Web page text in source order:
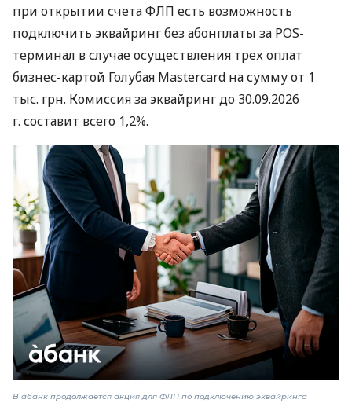
при открытии счета ФЛП есть возможность
подключить эквайринг без абонплаты за POS-
терминал в случае осуществления трех оплат
бизнес-картой Голубая Mastercard на сумму от 1
тыс. грн. Комиссия за эквайринг до 30.09.2026
г. составит всего 1,2%.
В àбанк продолжается акция для ФЛП по подключению эквайринга